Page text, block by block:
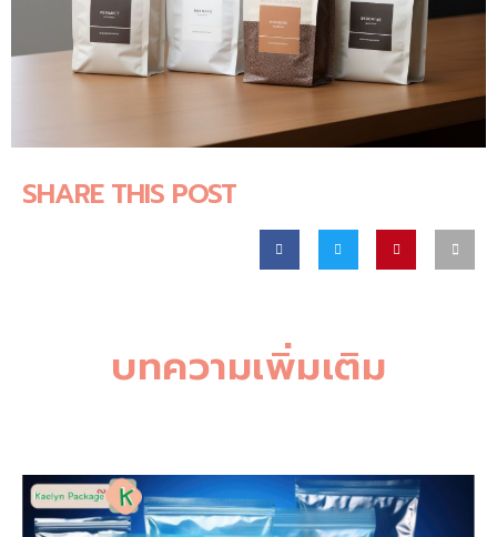
SHARE THIS POST
บทความเพิ่มเติม